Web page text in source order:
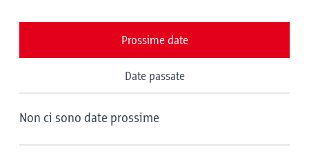
Prossime date
Date passate
Non ci sono date prossime